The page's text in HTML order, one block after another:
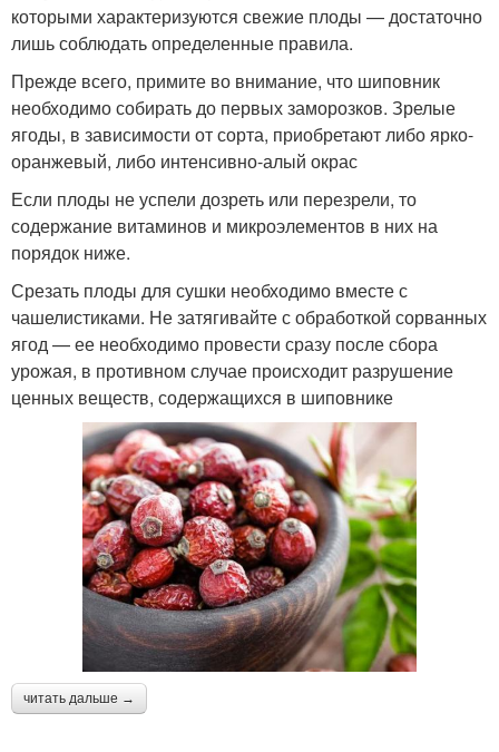
которыми характеризуются свежие плоды — достаточно
лишь соблюдать определенные правила.
Прежде всего, примите во внимание, что шиповник
необходимо собирать до первых заморозков. Зрелые
ягоды, в зависимости от сорта, приобретают либо ярко-
оранжевый, либо интенсивно-алый окрас
Если плоды не успели дозреть или перезрели, то
содержание витаминов и микроэлементов в них на
порядок ниже.
Срезать плоды для сушки необходимо вместе с
чашелистиками. Не затягивайте с обработкой сорванных
ягод — ее необходимо провести сразу после сбора
урожая, в противном случае происходит разрушение
ценных веществ, содержащихся в шиповнике
читать дальше →